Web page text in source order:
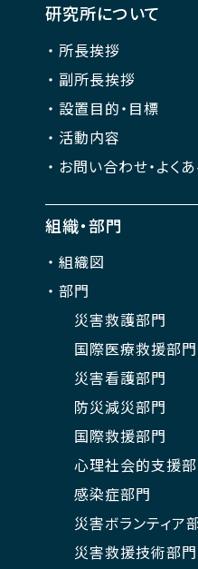
研究所について
所長挨拶
副所長挨拶
設置目的・目標
活動内容
お問い合わせ・よく
組織・部門
組織図
部門
災害救護部門
国際医療救援部門
災害看護部門
防災減災部門
国際救援部門
心理社会的支援
感染症部門
災害ボランティア
災害救援技術部門